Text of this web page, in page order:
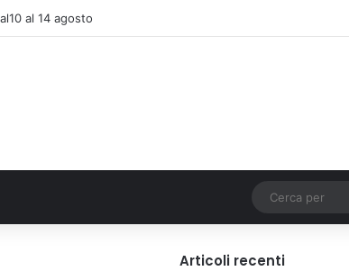
in fisica fondamentale in Italia
Articoli recenti